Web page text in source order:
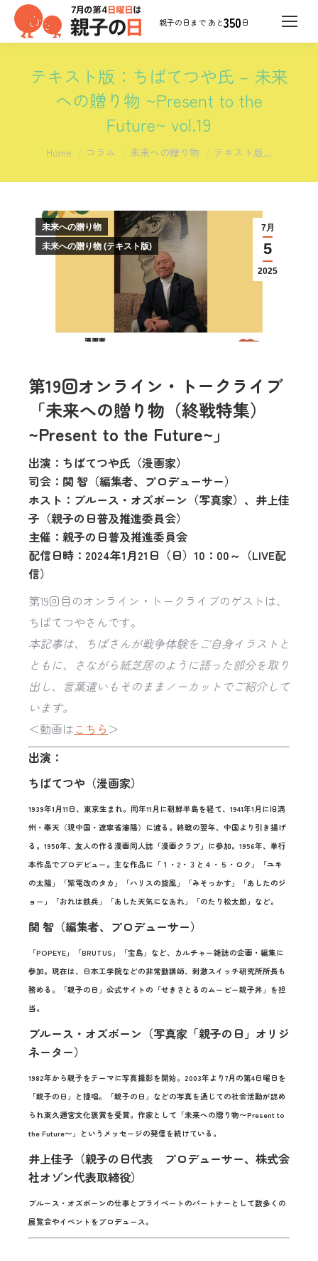
350日
テキスト版：ちばてつや氏 – 未来
への贈り物 ~Present to the
Future~ vol.19
You are here:
Home コラム 未来への贈り物 テキスト版…
7月
5
2025
未来への贈り物
未来への贈り物 (テキスト版)
第19回オンライン・トークライブ
「未来への贈り物（終戦特集）
~Present to the Future~」
出演：ちばてつや氏（漫画家）
司会：関 智（編集者、プロデューサー）
ホスト：ブルース・オズボーン（写真家）、井上佳
子（親子の日普及推進委員会）
主催：親子の日普及推進委員会
配信日時：2024年1月21日（日）10：00～（LIVE配
信）
第19回目のオンライン・トークライブのゲストは、
ちばてつやさんです。
本記事は、ちばさんが戦争体験をご自身イラストと
ともに、さながら紙芝居のように語った部分を取り
出し、言葉遣いもそのままノーカットでご紹介して
います。
＜動画はこちら ＞
出演：
ちばてつや（漫画家）
1939年1月11日、東京生まれ。同年11月に朝鮮半島を経て、1941年1月に旧満
州・奉天（現中国・遼寧省瀋陽）に渡る。終戦の翌年、中国より引き揚げ
る。1950年、友人の作る漫画同人誌「漫画クラブ」に参加。1956年、単行
本作品でプロデビュー。主な作品に「１・2・３と４・５・ロク」「ユキ
の太陽」「紫電改のタカ」「ハリスの旋風」「みそっかす」「あしたのジ
ョー」「おれは鉄兵」「あした天気になあれ」「のたり松太郎」など。
関 智（編集者、プロデューサー）
「POPEYE」「BRUTUS」「宝島」など、カルチャー雑誌の企画・編集に
参加。現在は、日本工学院などの非常勤講師、刺激スイッチ研究所所長も
務める。「親子の日」公式サイトの「せきさとるのムービー親子丼」を担
当。
ブルース・オズボーン（写真家「親子の日」オリジ
ネーター）
1982年から親子をテーマに写真撮影を開始。2003年より7月の第4日曜日を
「親子の日」と提唱。「親子の日」などの写真を通じての社会活動が認め
られ東久邇宮文化褒賞を受賞。作家として「未来への贈り物〜Present to
the Future〜」というメッセージの発信を続けている。
井上佳子（親子の日代表 プロデューサー、株式会
社オゾン代表取締役）
ブルース・オズボーンの仕事とプライベートのパートナーとして数多くの
展覧会やイベントをプロデュース。